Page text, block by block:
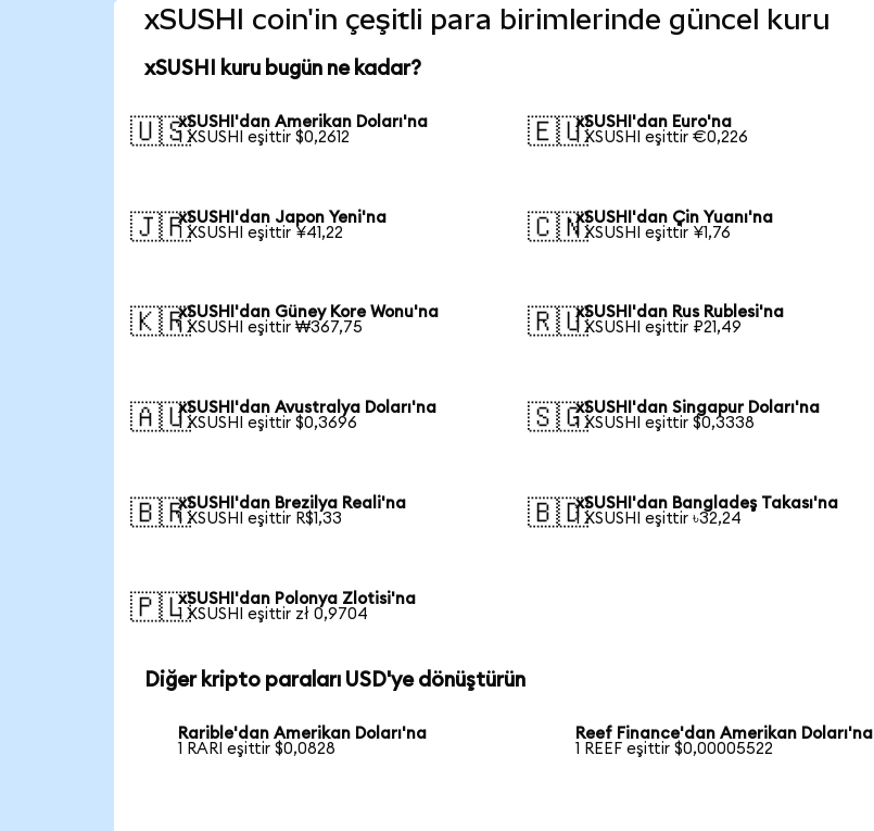
xSUSHI coin'in çeşitli para birimlerinde güncel kuru
xSUSHI kuru bugün ne kadar?
🇺🇸xSUSHI'dan Amerikan Doları'na
1 XSUSHI eşittir $0,2612
🇪🇺xSUSHI'dan Euro'na
1 XSUSHI eşittir €0,226
🇯🇵xSUSHI'dan Japon Yeni'na
1 XSUSHI eşittir ¥41,22
🇨🇳xSUSHI'dan Çin Yuanı'na
1 XSUSHI eşittir ¥1,76
🇰🇷xSUSHI'dan Güney Kore Wonu'na
1 XSUSHI eşittir ₩367,75
🇷🇺xSUSHI'dan Rus Rublesi'na
1 XSUSHI eşittir ₽21,49
🇦🇺xSUSHI'dan Avustralya Doları'na
1 XSUSHI eşittir $0,3696
🇸🇬xSUSHI'dan Singapur Doları'na
1 XSUSHI eşittir $0,3338
🇧🇷xSUSHI'dan Brezilya Reali'na
1 XSUSHI eşittir R$1,33
🇧🇩xSUSHI'dan Bangladeş Takası'na
1 XSUSHI eşittir ৳32,24
🇵🇱xSUSHI'dan Polonya Zlotisi'na
1 XSUSHI eşittir zł 0,9704
Diğer kripto paraları USD'ye dönüştürün
Rarible'dan Amerikan Doları'na
1 RARI eşittir $0,0828
Reef Finance'dan Amerikan Doları'na
1 REEF eşittir $0,00005522